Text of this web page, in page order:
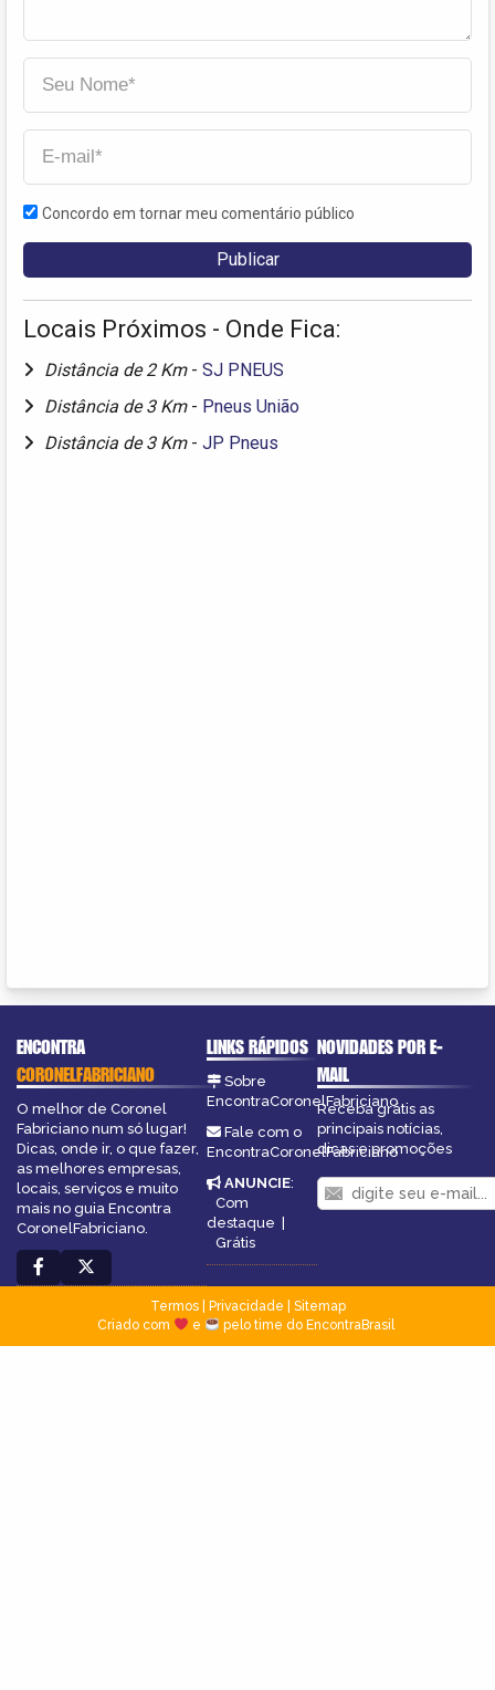
Concordo em tornar meu comentário público
Locais Próximos - Onde Fica:
Distância de 2 Km - SJ PNEUS
Distância de 3 Km - Pneus União
Distância de 3 Km - JP Pneus
ENCONTRA
CORONELFABRICIANO
O melhor de Coronel
Fabriciano num só lugar!
Dicas, onde ir, o que fazer,
as melhores empresas,
locais, serviços e muito
mais no guia Encontra
CoronelFabriciano.
LINKS RÁPIDOS
Sobre
EncontraCoronelFabriciano
Fale com o
EncontraCoronelFabriciano
ANUNCIE:
Com
destaque
Grátis
NOVIDADES POR E-
MAIL
Receba grátis as
principais notícias,
dicas e promoções
Termos| Privacidade
Sitemap
Criado com
e pelo time do EncontraBrasil